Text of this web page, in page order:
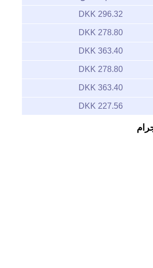
296.32 DKK
278.80 DKK
363.40 DKK
278.80 DKK
363.40 DKK
227.56 DKK